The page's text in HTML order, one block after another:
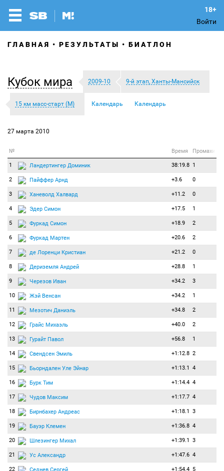
Войти
ГЛАВНАЯ РЕЗУЛЬТАТЫ БИАТЛОН
Кубок мира 2009-10 9-й этап, Ханты-Мансийск
15 км масс-старт (М) Календарь Календарь
27 марта 2010
№ Время Промахи
1 Ландертингер Доминик 38:19.8 1
2 Пайффер Арнд +3.6 0
3 Ханеволд Халвард +11.2 0
4 Эдер Симон +17.5 1
5 Фуркад Симон +18.9 2
6 Фуркад Мартен +20.6 2
7 де Лоренци Кристиан +21.2 0
8 Дериземля Андрей +28.8 1
9 Черезов Иван +34.2 3
10 Жэй Венсан +34.2 1
11 Мезотич Даниэль +34.8 2
12 Грайс Михаэль +40.0 2
13 Гурайт Павол +56.8 1
14 Свендсен Эмиль +1:12.8 2
15 Бьорндален Уле Эйнар +1:13.1 4
16 Бурк Тим +1:14.4 4
17 Чудов Максим +1:17.7 4
18 Бирнбахер Андреас +1:18.1 3
19 Бауэр Клемен +1:36.8 4
20 Шлезингер Михал +1:39.1 3
21 Ус Александр +1:47.6 4
22 Седнев Сергей +1:54.4 5